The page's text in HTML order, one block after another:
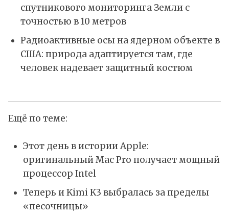
спутникового мониторинга Земли с
точностью в 10 метров
Радиоактивные осы на ядерном объекте в
США: природа адаптируется там, где
человек надевает защитный костюм
Ещё по теме:
Этот день в истории Apple:
оригинальный Mac Pro получает мощный
процессор Intel
Теперь и Kimi K3 выбралась за пределы
«песочницы»